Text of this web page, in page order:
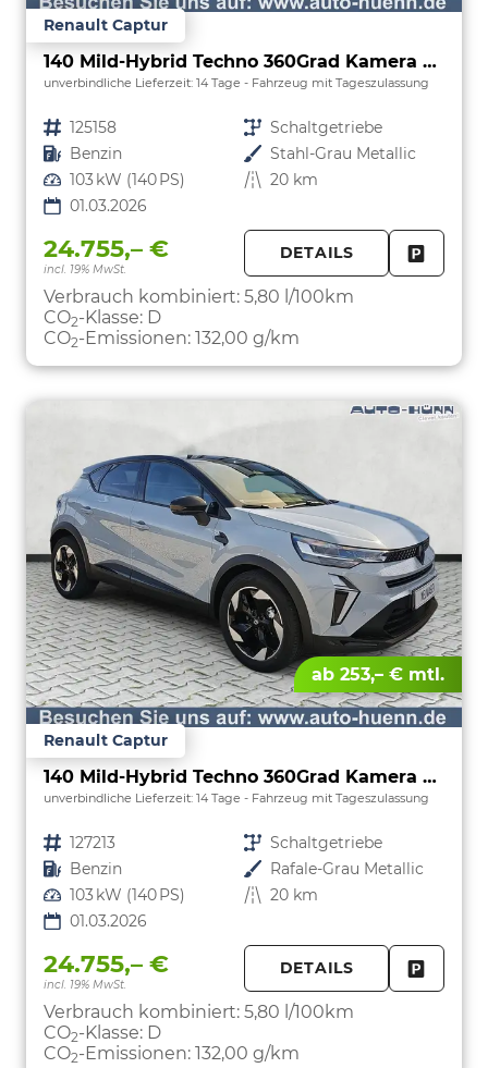
Renault Captur
140 Mild-Hybrid Techno 360Grad Kamera Nav
unverbindliche Lieferzeit: 14 Tage Fahrzeug mit Tageszulassung
Fahrzeugnr. 125158 Getriebe Schaltgetriebe
Kraftstoff Benzin Außenfarbe Stahl-Grau Metallic
Leistung 103 kW (140 PS) Kilometerstand 20 km
01.03.2026
24.755,– €
incl. 19% MwSt.
DETAILS
Verbrauch kombiniert: 5,80 l/100km
CO2-Klasse: D
CO2-Emissionen: 132,00 g/km
ab 253,– € mtl.
Renault Captur
140 Mild-Hybrid Techno 360Grad Kamera Nav
unverbindliche Lieferzeit: 14 Tage Fahrzeug mit Tageszulassung
Fahrzeugnr. 127213 Getriebe Schaltgetriebe
Kraftstoff Benzin Außenfarbe Rafale-Grau Metallic
Leistung 103 kW (140 PS) Kilometerstand 20 km
01.03.2026
24.755,– €
incl. 19% MwSt.
DETAILS
Verbrauch kombiniert: 5,80 l/100km
CO2-Klasse: D
CO2-Emissionen: 132,00 g/km